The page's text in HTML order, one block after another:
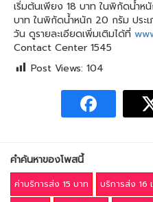
เริ่มต้นเพียง 18 บาท ในพิกัดน้ำห
บาท ในพิกัดน้ำหนัก 20 กรัม ประ
วัน ดูรายละเอียดเพิ่มเติมได้ที่
Contact Center 1545
Post Views: 104
คำค้นหาของโพสนี้
ค่าบริการส่ง 15 บาท บริการส่ง 16